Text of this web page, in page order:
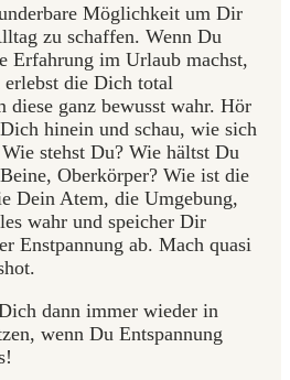
Möglichkeit um Dir
zu schaffen. Wenn Du
Erfahrung im Urlaub machst,
erlebst die Dich total
diese ganz bewusst wahr. Hör
hinein und schau, wie sich
stehst Du? Wie hältst Du
Oberkörper? Wie ist die
Dein Atem, die Umgebung,
wahr und speicher Dir
Enstpannung ab. Mach quasi
dann immer wieder in
wenn Du Entspannung